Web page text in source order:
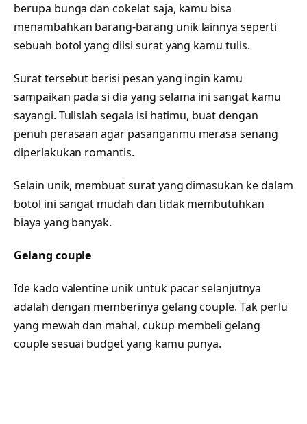
berupa bunga dan cokelat saja, kamu bisa
menambahkan barang-barang unik lainnya seperti
sebuah botol yang diisi surat yang kamu tulis.
Surat tersebut berisi pesan yang ingin kamu
sampaikan pada si dia yang selama ini sangat kamu
sayangi. Tulislah segala isi hatimu, buat dengan
penuh perasaan agar pasanganmu merasa senang
diperlakukan romantis.
Selain unik, membuat surat yang dimasukan ke dalam
botol ini sangat mudah dan tidak membutuhkan
biaya yang banyak.
Gelang couple
Ide kado valentine unik untuk pacar selanjutnya
adalah dengan memberinya gelang couple. Tak perlu
yang mewah dan mahal, cukup membeli gelang
couple sesuai budget yang kamu punya.